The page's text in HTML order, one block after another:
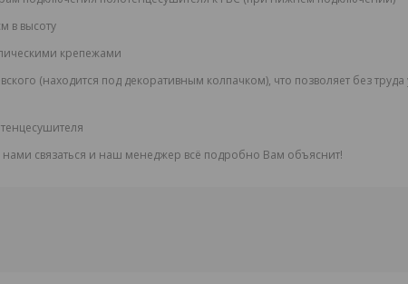
в высоту
крепежами
(находится под декоративным колпачком), что позволяет без труда
нами связаться и наш менеджер всё подробно Вам объяснит!